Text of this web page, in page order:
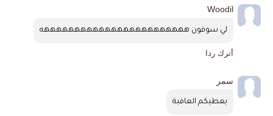
Woodil
لي سوقون ههههههههههههههههههههههههه
أترك ردا
سمر
يعطيكم العافية